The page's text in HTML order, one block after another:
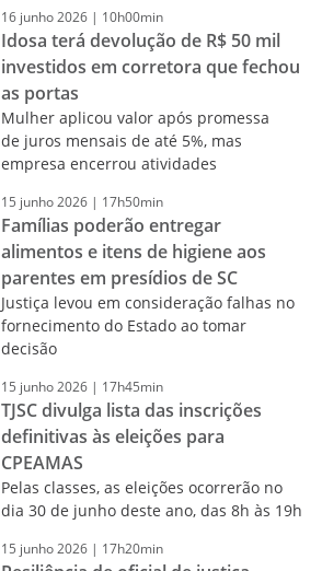
16 junho2026 | 10h00min
Idosa terá devolução de R$ 50 mil
investidos em corretora que fechou
as portas
Mulher aplicou valor após promessa
de juros mensais de até 5%, mas
empresa encerrou atividades
15 junho2026 | 17h50min
Famílias poderão entregar
alimentos e itens de higiene aos
parentes em presídios de SC
Justiça levou em consideração falhas no
fornecimento do Estado ao tomar
decisão
15 junho2026 | 17h45min
TJSC divulga lista das inscrições
definitivas às eleições para
CPEAMAS
Pelas classes, as eleições ocorrerão no
dia 30 de junho deste ano, das 8h às 19h
15 junho2026 | 17h20min